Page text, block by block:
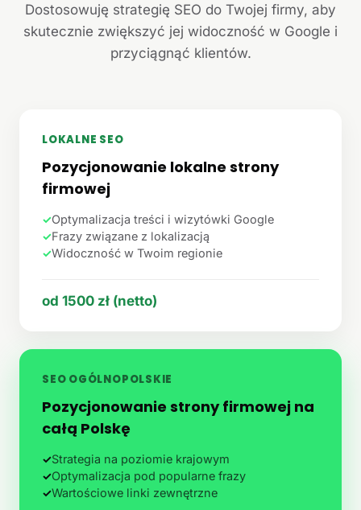
Dostosowuję strategię SEO do Twojej firmy, aby
skutecznie zwiększyć jej widoczność w Google i
przyciągnąć klientów.
LOKALNE SEO
Pozycjonowanie lokalne strony
firmowej
✓Optymalizacja treści i wizytówki Google
✓Frazy związane z lokalizacją
✓Widoczność w Twoim regionie
od 1500 zł (netto)
SEO OGÓLNOPOLSKIE
Pozycjonowanie strony firmowej na
całą Polskę
✓Strategia na poziomie krajowym
✓Optymalizacja pod popularne frazy
✓Wartościowe linki zewnętrzne